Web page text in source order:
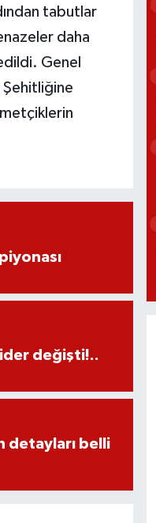
tabutlar
daha
Genel
değişti!..
detayları belli